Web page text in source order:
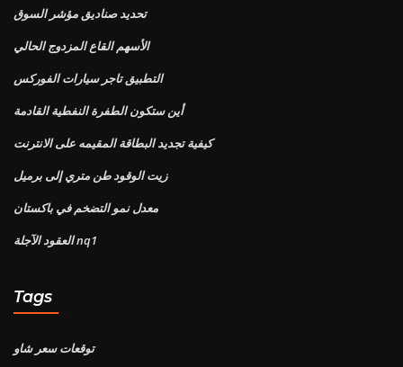
تحديد صناديق مؤشر السوق
الأسهم القاع المزدوج الحالي
التطبيق تاجر سيارات الفوركس
أين ستكون الطفرة النفطية القادمة
كيفية تجديد البطاقة المقيمه على الانترنت
زيت الوقود طن متري إلى برميل
معدل نمو التضخم في باكستان
العقود الآجلة nq1
Tags
توقعات سعر شاو